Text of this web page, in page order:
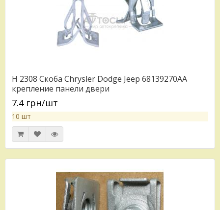
H 2308 Скоба Chrysler Dodge Jeep 68139270AA
крепление панели двери
7.4 грн/шт
10 шт